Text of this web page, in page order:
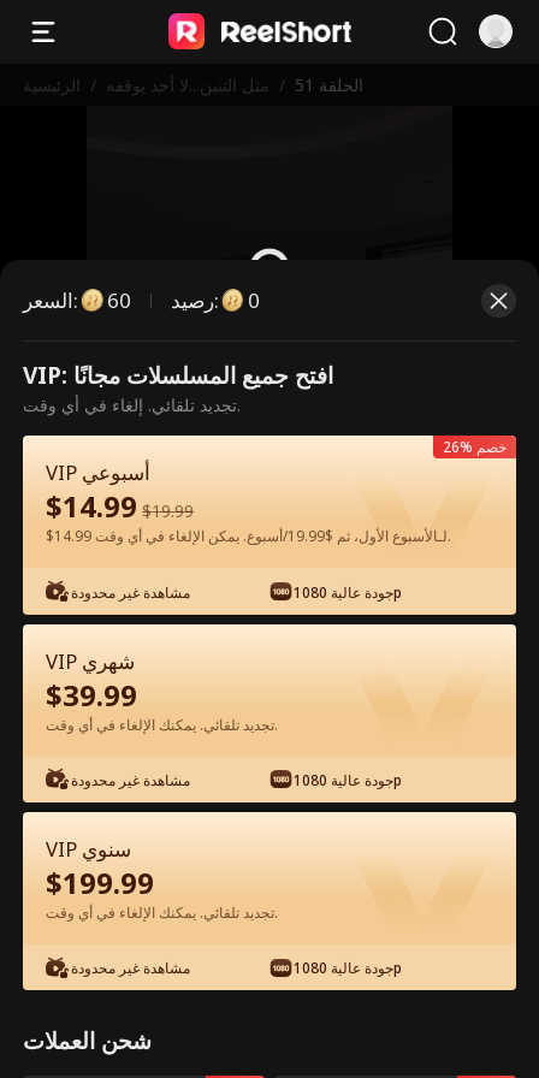
الرئيسية / مثل التنين...لا أحد يوقفه / الحلقة 51
هذه حلقة مدفوعة. يرجى فتح القفل
فتح القفل الآن
شاهد مجانًا في التطبيق
الحلقة 51 - مثل التنين...لا أحد يوقفه الفيلم
كامل
1-50 51-100 101
1 2 3 4 5
السعر: 60 رصيد: 0
VIP: افتح جميع المسلسلات مجانًا
تجديد تلقائي. إلغاء في أي وقت.
VIP أسبوعي
$14.99 $19.99
$14.99 لـالأسبوع الأول، ثم $19.99/أسبوع. يمكن الإلغاء في أي وقت.
مشاهدة غير محدودة جودة عالية 1080p
26% خصم
VIP شهري
$39.99
تجديد تلقائي. يمكنك الإلغاء في أي وقت.
مشاهدة غير محدودة جودة عالية 1080p
VIP سنوي
$199.99
تجديد تلقائي. يمكنك الإلغاء في أي وقت.
مشاهدة غير محدودة جودة عالية 1080p
شحن العملات